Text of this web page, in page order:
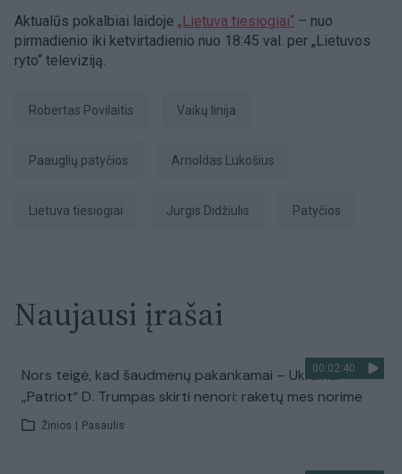
Aktualūs pokalbiai laidoje „Lietuva tiesiogiai“ – nuo
pirmadienio iki ketvirtadienio nuo 18:45 val. per „Lietuvos
ryto“ televiziją.
Robertas Povilaitis Vaikų linija
paauglių patyčios Arnoldas Lukošius
Lietuva tiesiogiai Jurgis Didžiulis patyčios
Naujausi įrašai
00:02:40
Nors teigė, kad šaudmenų pakankamai – Ukrainai
„Patriot“ D. Trumpas skirti nenori: raketų mes norime
Žinios Pasaulis